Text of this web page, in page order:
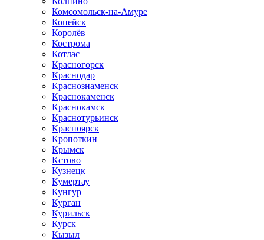
Комсомольск-на-Амуре
Копейск
Королёв
Кострома
Котлас
Красногорск
Краснодар
Краснознаменск
Краснокаменск
Краснокамск
Краснотурьинск
Красноярск
Кропоткин
Крымск
Кстово
Кузнецк
Кумертау
Кунгур
Курган
Курильск
Курск
Кызыл